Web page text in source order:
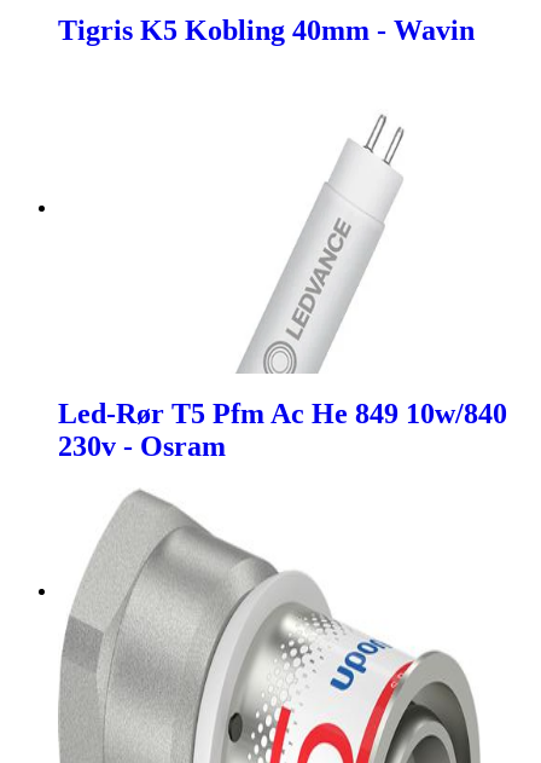
Tigris K5 Kobling 40mm - Wavin
Led-Rør T5 Pfm Ac He 849 10w/840
230v - Osram